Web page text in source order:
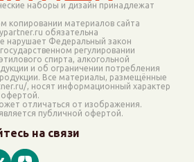
наборы и дизайн принадлежат
копировании материалов сайта
обязательна
нарушает Федеральный закон
регулировании
спирта, алкогольной
и об ограничении потребления
Все материалы, размещённые
, носят информационный характер
офертой.
отличаться от изображения.
публичной офертой.
на связи